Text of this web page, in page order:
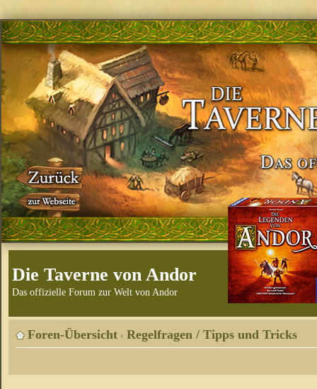
Die Taverne von Andor
Das offizielle Forum zur Welt von Andor
Foren-Übersicht ‹ Regelfragen / Tipps und Tricks